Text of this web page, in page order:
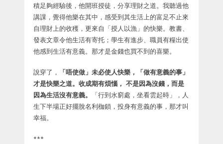
積足夠經驗後，他開班授徒，分享理財之道。我聽過他
講課，覺得他樂在其中，感受到其生活上的富足不止來
自理財上的收穫，更來自「授人以漁」的快樂。教書、
發表文章令他生活有寄托；學生有進步、職員有糧出使
他感到生活有意義。那才是金錢也買不到的喜樂。
說穿了，
「唔使做」未必使人快樂，「做有意義的事」
才是快樂之道。收成期有煩惱， 不是因為沒錢，而是
因為生活沒有意義。
「行到水窮處，坐看雲起時」，人
生下半場正好擺脫名利枷鎖，投身有意義的事，那才叫
幸福。
***